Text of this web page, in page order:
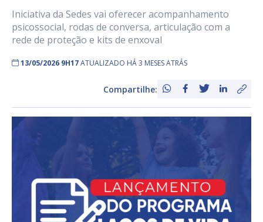
Iniciativa da Sedes vai oferecer acompanhamento
psicossocial, rodas de conversa, articulação com a
rede de proteção e kits de enxoval
13/05/2026 9H17ATUALIZADO HÁ 3 MESES ATRÁS
Compartilhe: